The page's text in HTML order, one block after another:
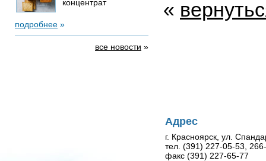
концентрат
подробнее »
все новости »
«
Адрес
г. Красноярск, ул.
тел. (391) 227-05-53,
факс (391) 227-65-77